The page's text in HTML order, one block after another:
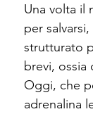
Una volta il
per
strutturato
brevi,
Oggi, che
adrenalina